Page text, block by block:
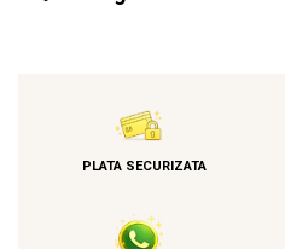
PLATA SECURIZATA